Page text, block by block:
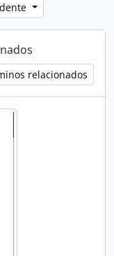
relacionados